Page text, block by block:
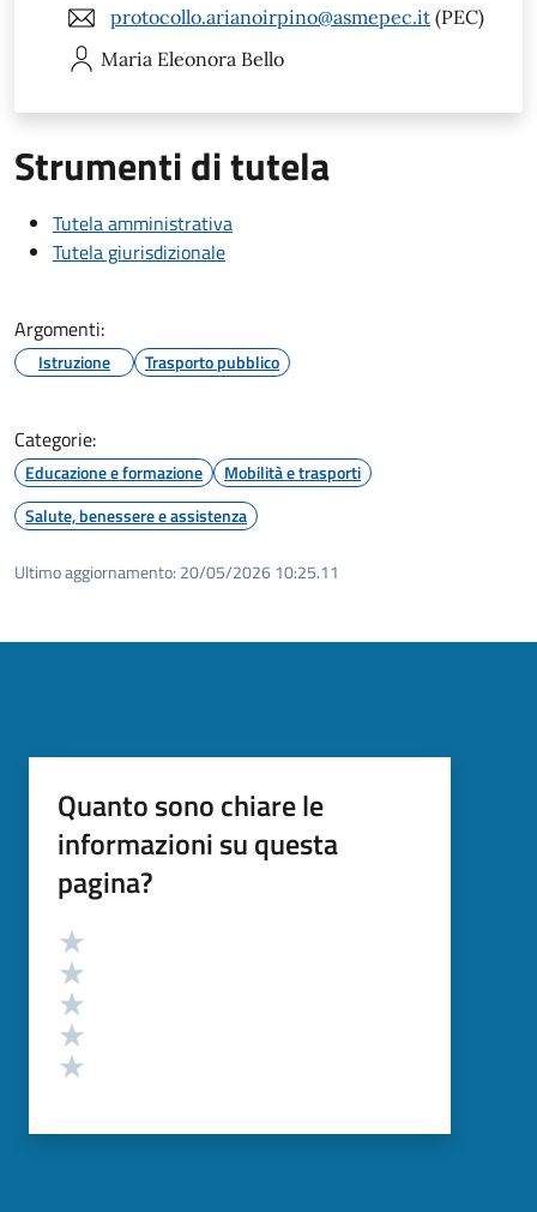
protocollo.arianoirpino@asmepec.it (PEC)
Maria Eleonora Bello
Strumenti di tutela
Tutela amministrativa
Tutela giurisdizionale
Argomenti:
Istruzione Trasporto pubblico
Categorie:
Educazione e formazione
Mobilità e trasporti
Salute, benessere e assistenza
Ultimo aggiornamento: 20/05/2026 10:25.11
Quanto sono chiare le
informazioni su questa
pagina?
Valutazione